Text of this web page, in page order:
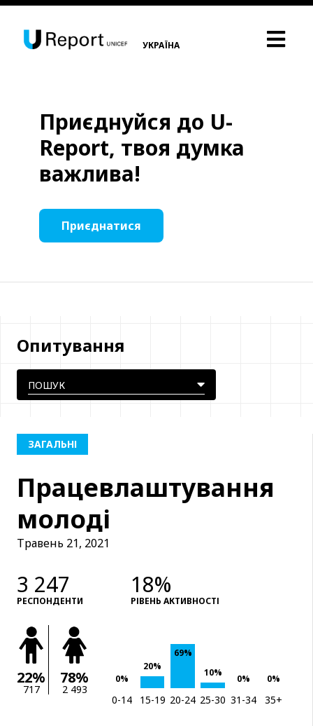
УКРАЇНА
Приєднуйся до U-
Report, твоя думка
важлива!
Приєднатися
Опитування
ЗАГАЛЬНІ
Працевлаштування
молоді
Травень 21, 2021
3 247
РЕСПОНДЕНТИ
18%
РІВЕНЬ АКТИВНОСТІ
22%
717
78%
2 493
0%
20%
69%
10%
0% 0%
0-14 15-19 20-24 25-30 31-34 35+